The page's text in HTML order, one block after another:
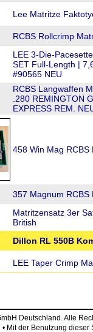
Lee Matritze
RCBS Rollcrimp
LEE 3-Die-
SET Full-Length |
#90565 NEU
RCBS Langwaffen
.280 REMINGTON
EXPRESS REM.
458 Win Mag RCBS
357 Magnum RCBS
Matritzensatz 3er
British
Dillon RL 550B
LEE Taper Crimp
Deutschland. Alle
Mit der Benutzung